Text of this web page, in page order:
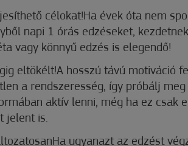
célokat!Ha évek óta nem
napi 1 órás edzéseket,
vagy könnyű edzés is elegendő!
eltökélt!A hosszú távú motiváció
a rendszeresség, így próbálj
aktív lenni, még ha ez csak
jelent is.
ugyanazt az edzést